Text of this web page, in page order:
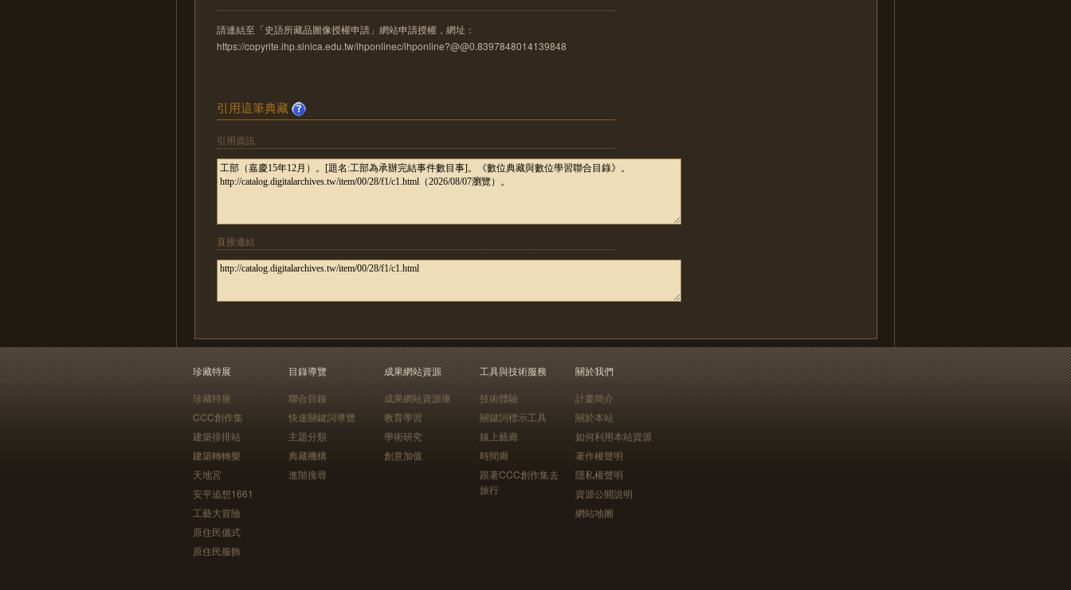
請連結至「史語所藏品圖像授權申請」網站申請授權，網址：
https://copyrite.ihp.sinica.edu.tw/ihponlinec/ihponline?@@0.8397848014139848
引用這筆典藏
引用資訊
直接連結
珍藏特展
珍藏特展
CCC創作集
建築排排站
建築轉轉樂
天地宮
安平追想1661
工藝大冒險
原住民儀式
原住民服飾
目錄導覽
聯合目錄
快速關鍵詞導覽
主題分類
典藏機構
進階搜尋
成果網站資源
成果網站資源庫
教育學習
學術研究
創意加值
工具與技術服務
技術體驗
關鍵詞標示工具
線上藝廊
時間廊
跟著CCC創作集去
旅行
關於我們
計畫簡介
關於本站
如何利用本站資源
著作權聲明
隱私權聲明
資源公開說明
網站地圖